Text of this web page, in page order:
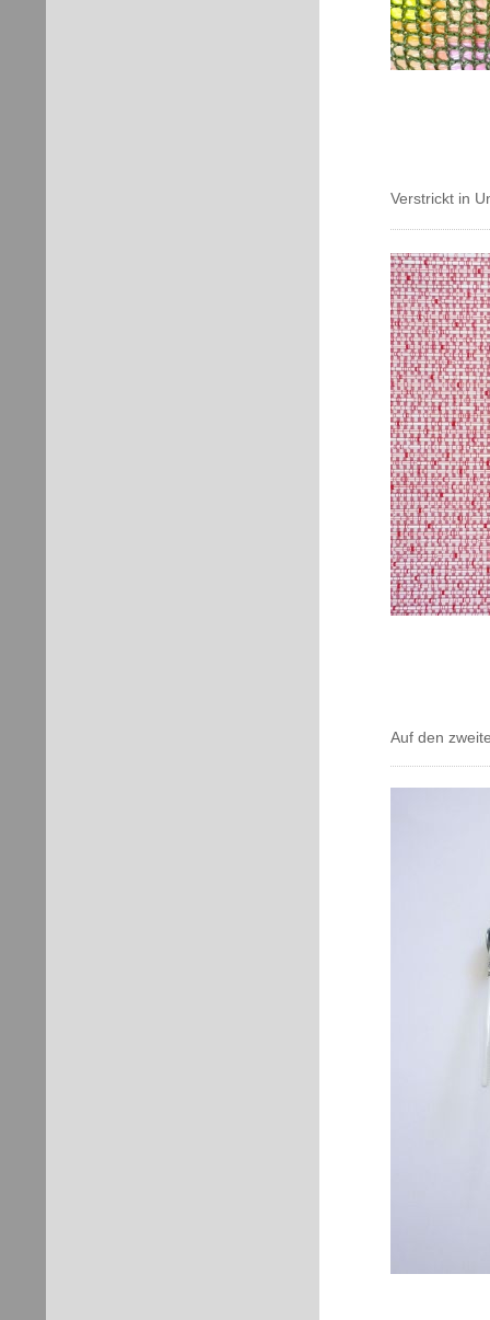
Verstrickt in
Auf den